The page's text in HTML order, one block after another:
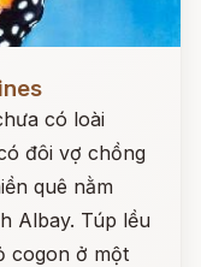
có loài
đôi vợ chồng
quê nằm
Albay. Túp lều
cogon ở một